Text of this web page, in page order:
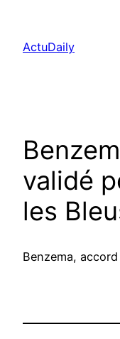
contenu
ActuDaily
validé
les
Benzema,